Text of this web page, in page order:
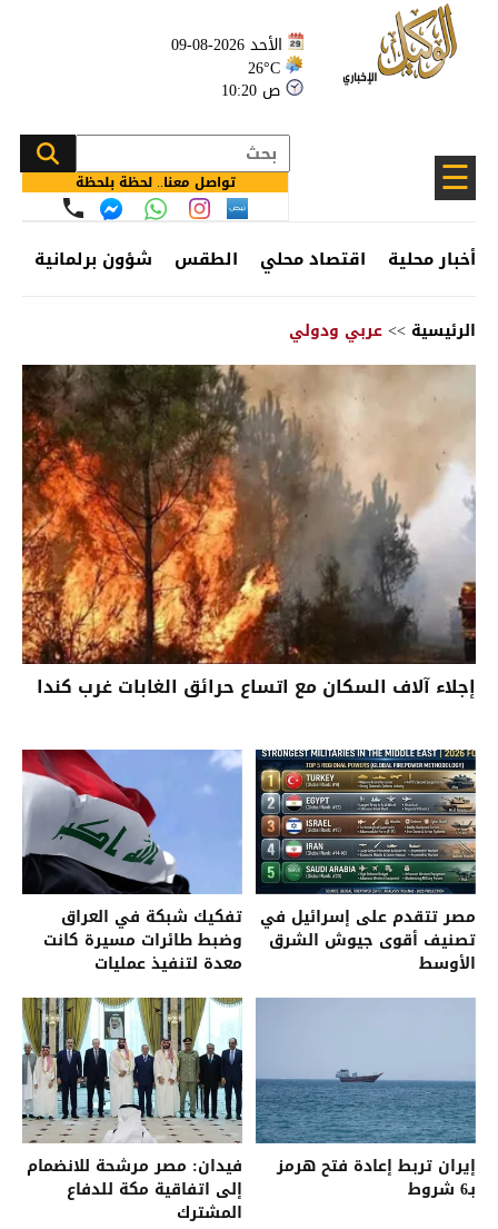
الأحد 2026-08-09
26°C
10:20 ص
☰ تواصل معنا.. لحظة بلحظة
أخبار محلية اقتصاد محلي الطقس شؤون برلمانية
الرئيسية >>عربي ودولي
إجلاء آلاف السكان مع اتساع حرائق الغابات غرب كندا
مصر تتقدم على إسرائيل في
تصنيف أقوى جيوش الشرق
الأوسط
إيران تربط إعادة فتح هرمز
بـ6 شروط
تفكيك شبكة في العراق
وضبط طائرات مسيرة كانت
معدة لتنفيذ عمليات
فيدان: مصر مرشحة للانضمام
إلى اتفاقية مكة للدفاع
المشترك